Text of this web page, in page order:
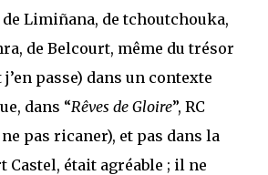
Limiñana, de tchoutchouka,
de Belcourt, même du trésor
passe) dans un contexte
dans “Rêves de Gloire”, RC
pas ricaner), et pas dans la
Castel, était agréable ; il ne